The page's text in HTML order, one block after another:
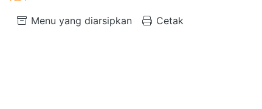
Menu yang diarsipkan Cetak